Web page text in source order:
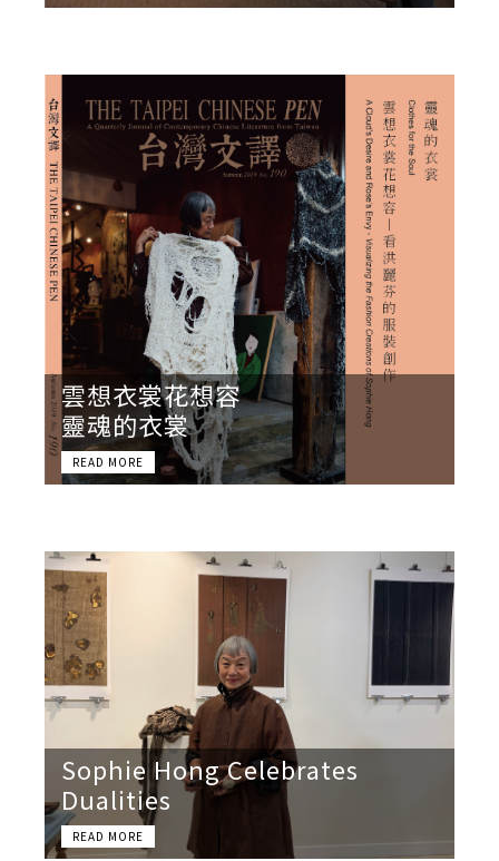
雲想衣裳花想容
靈魂的衣裳
Sophie Hong Celebrates
Dualities